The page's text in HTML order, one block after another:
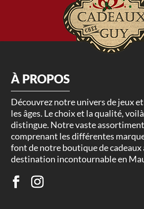
À PROPOS
Découvrez notre univers de jeux
les âges. Le choix et la qualité,
distingue. Notre vaste
comprenant les différentes
font de notre boutique de cadeaux
destination incontournable en